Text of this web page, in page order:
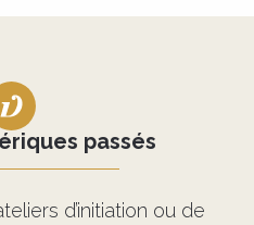
passés
d’initiation ou de